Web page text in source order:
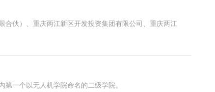
合伙）、重庆两江新区开发投资集团有限公司、重庆两江
一个以无人机学院命名的二级学院。